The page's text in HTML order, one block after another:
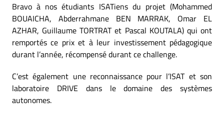
Bravo à nos étudiants ISATiens du projet (Mohammed
BOUAICHA, Abderrahmane BEN MARRAK, Omar EL
AZHAR, Guillaume TORTRAT et Pascal KOUTALA) qui ont
remportés ce prix et à leur investissement pédagogique
durant l’année, récompensé durant ce challenge.
C’est également une reconnaissance pour l’ISAT et son
laboratoire DRIVE dans le domaine des systèmes
autonomes.